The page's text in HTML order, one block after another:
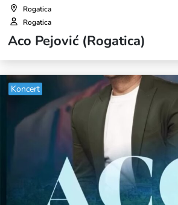
Rogatica
Rogatica
Aco Pejović (Rogatica)
Koncert